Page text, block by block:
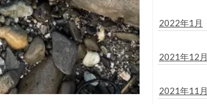
2022年1月
2021年12月
2021年11月